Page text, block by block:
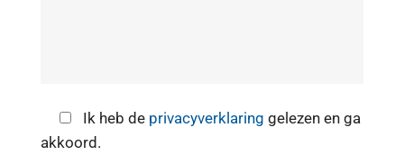
Ik heb de privacyverklaring gelezen en ga
akkoord.